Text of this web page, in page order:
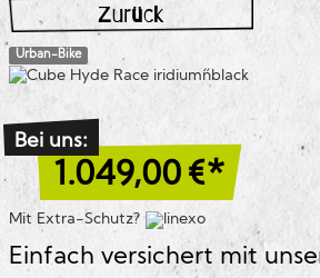
Zurück
Urban-Bike
Bei uns:
1.049,00 €*
Mit Extra-Schutz?
Einfach versichert mit